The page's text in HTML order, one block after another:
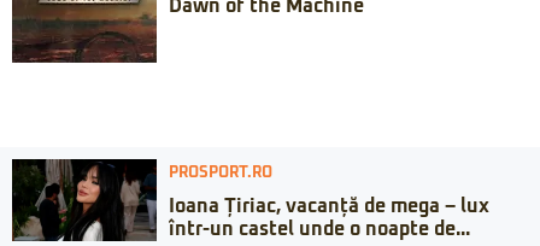
Dawn of the Machine
PROSPORT.RO
Ioana Țiriac, vacanță de mega – lux
într-un castel unde o noapte de...